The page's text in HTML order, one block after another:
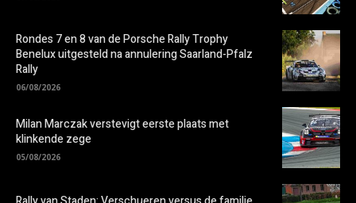
Rondes 7 en 8 van de Porsche Rally Trophy
Benelux uitgesteld na annulering Saarland-Pfalz
Rally
06/08/2026
Milan Marczak verstevigt eerste plaats met
klinkende zege
05/08/2026